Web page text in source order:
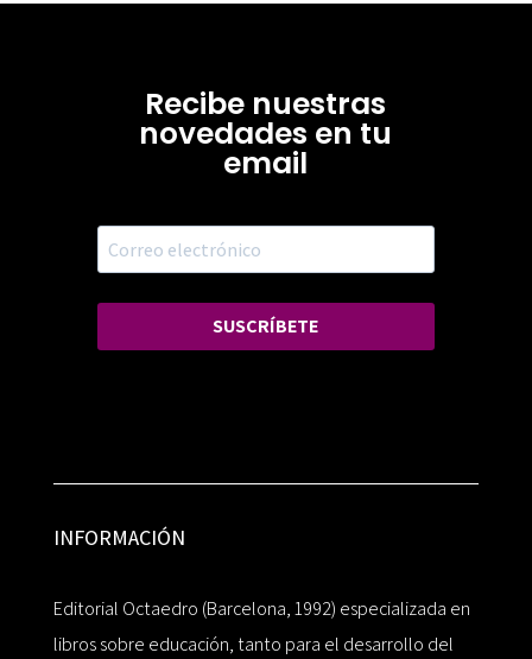
Recibe nuestras
novedades en tu
email
SUSCRÍBETE
INFORMACIÓN
Editorial Octaedro (Barcelona, 1992) especializada en
libros sobre educación, tanto para el desarrollo del